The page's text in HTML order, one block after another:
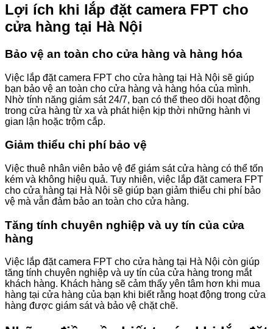
Lợi ích khi lắp đặt camera FPT cho
cửa hàng tại Hà Nội
Bảo vệ an toàn cho cửa hàng và hàng hóa
Việc lắp đặt camera FPT cho cửa hàng tại Hà Nội sẽ giúp
bạn bảo vệ an toàn cho cửa hàng và hàng hóa của mình.
Nhờ tính năng giám sát 24/7, bạn có thể theo dõi hoạt động
trong cửa hàng từ xa và phát hiện kịp thời những hành vi
gian lận hoặc trộm cắp.
Giảm thiểu chi phí bảo vệ
Việc thuê nhân viên bảo vệ để giám sát cửa hàng có thể tốn
kém và không hiệu quả. Tuy nhiên, việc lắp đặt camera FPT
cho cửa hàng tại Hà Nội sẽ giúp bạn giảm thiểu chi phí bảo
vệ mà vẫn đảm bảo an toàn cho cửa hàng.
Tăng tính chuyên nghiệp và uy tín của cửa
hàng
Việc lắp đặt camera FPT cho cửa hàng tại Hà Nội còn giúp
tăng tính chuyên nghiệp và uy tín của cửa hàng trong mắt
khách hàng. Khách hàng sẽ cảm thấy yên tâm hơn khi mua
hàng tại cửa hàng của bạn khi biết rằng hoạt động trong cửa
hàng được giám sát và bảo vệ chặt chẽ.